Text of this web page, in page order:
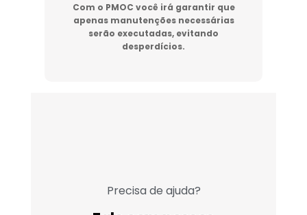
Com o PMOC você irá garantir que
apenas manutenções necessárias
serão executadas, evitando
desperdícios.
Precisa de ajuda?